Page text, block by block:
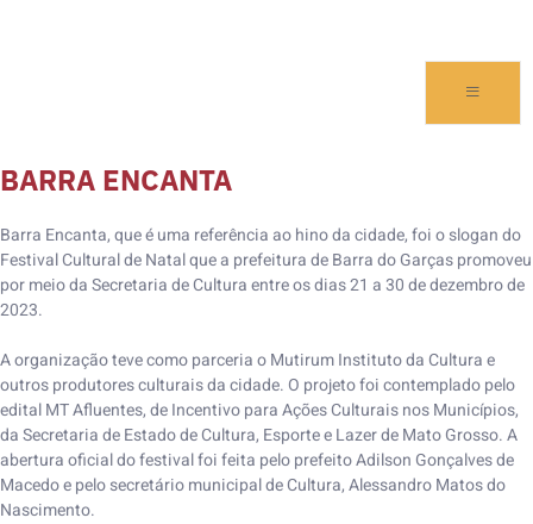
BARRA ENCANTA
Barra Encanta, que é uma referência ao hino da cidade, foi o slogan do
Festival Cultural de Natal que a prefeitura de Barra do Garças promoveu
por meio da Secretaria de Cultura entre os dias 21 a 30 de dezembro de
2023.
A organização teve como parceria o Mutirum Instituto da Cultura e
outros produtores culturais da cidade. O projeto foi contemplado pelo
edital MT Afluentes, de Incentivo para Ações Culturais nos Municípios,
da Secretaria de Estado de Cultura, Esporte e Lazer de Mato Grosso. A
abertura oficial do festival foi feita pelo prefeito Adilson Gonçalves de
Macedo e pelo secretário municipal de Cultura, Alessandro Matos do
Nascimento.